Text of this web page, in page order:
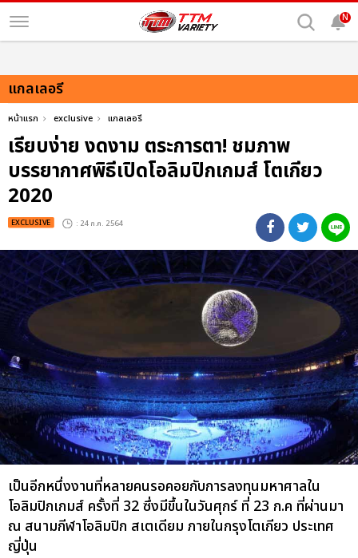
N
แกลเลอรี
หน้าแรก exclusive แกลเลอรี
เรียบง่าย งดงาม ตระการตา! ชมภาพ
บรรยากาศพิธีเปิดโอลิมปิกเกมส์ โตเกียว
2020
EXCLUSIVE : 24 ก.ค. 2564
เป็นอีกหนึ่งงานที่หลายคนรอคอยกับการลงทุนมหาศาลใน
โอลิมปิกเกมส์ ครั้งที่ 32 ซึ่งมีขึ้นในวันศุกร์ ที่ 23 ก.ค ที่ผ่านมา
ณ สนามกีฬาโอลิมปิก สเตเดียม ภายในกรุงโตเกียว ประเทศ
ญี่ปุ่น